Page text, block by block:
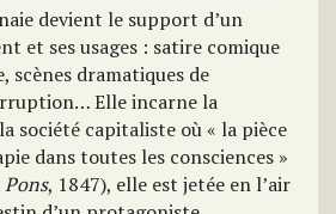
devient le support d’un
et ses usages : satire comique
scènes dramatiques de
Elle incarne la
société capitaliste où « la pièce
dans toutes les consciences »
, 1847), elle est jetée en l’air